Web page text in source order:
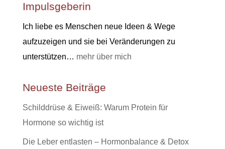
Impulsgeberin
Ich liebe es Menschen neue Ideen & Wege
aufzuzeigen und sie bei Veränderungen zu
unterstützen… mehr über mich
Neueste Beiträge
Schilddrüse & Eiweiß: Warum Protein für
Hormone so wichtig ist
Die Leber entlasten – Hormonbalance & Detox